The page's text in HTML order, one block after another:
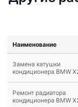
Наименование
Замена катушки
кондиционера BMW
Ремонт радиатора
кондиционера BMW